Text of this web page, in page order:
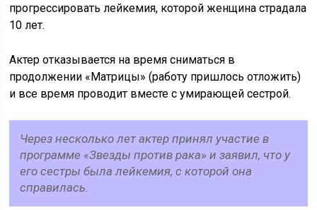
прогрессировать лейкемия, которой женщина страдала
10 лет.
Актер отказывается на время сниматься в
продолжении «Матрицы» (работу пришлось отложить)
и все время проводит вместе с умирающей сестрой.
Через несколько лет актер принял участие в
программе «Звезды против рака» и заявил, что у
его сестры была лейкемия, с которой она
справилась.